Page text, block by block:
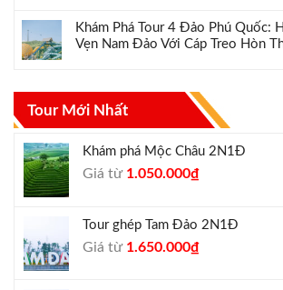
Khám Phá Tour 4 Đảo Phú Quốc:
Vẹn Nam Đảo Với Cáp Treo Hòn
Tour Mới Nhất
Khám phá Mộc Châu 2N1Đ
Giá từ Giá
1.300.000₫.
1.050.000₫Giá
là:
Tour ghép Tam Đảo 2N1Đ
Giá từ Giá
1.650.000₫Giá